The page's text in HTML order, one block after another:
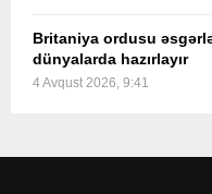
Britaniya ordusu
dünyalarda hazırlayır
4 Avqust 2026, 9:41